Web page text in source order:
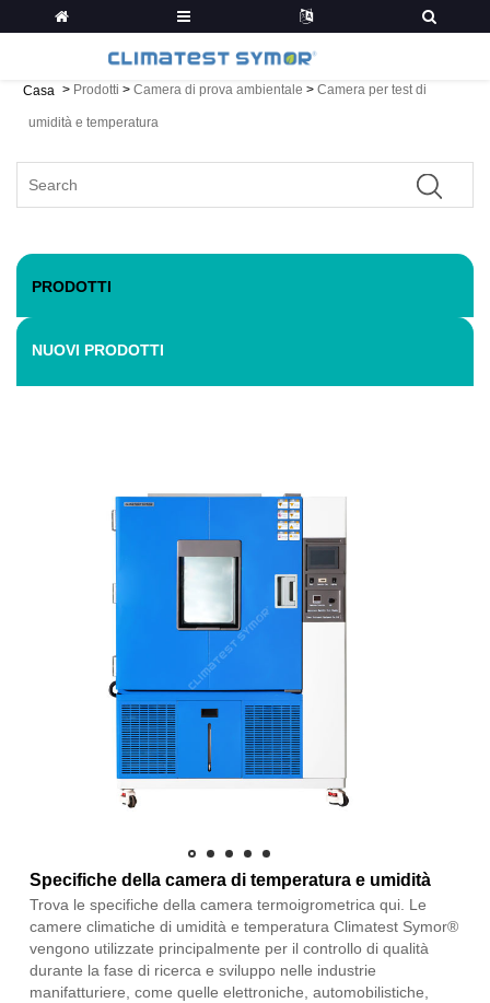
Casa > Prodotti > Camera di prova ambientale > Camera per test di
umidità e temperatura
PRODOTTI
NUOVI PRODOTTI
Specifiche della camera di temperatura e umidità
Trova le specifiche della camera termoigrometrica qui. Le
camere climatiche di umidità e temperatura Climatest Symor®
vengono utilizzate principalmente per il controllo di qualità
durante la fase di ricerca e sviluppo nelle industrie
manifatturiere, come quelle elettroniche, automobilistiche,